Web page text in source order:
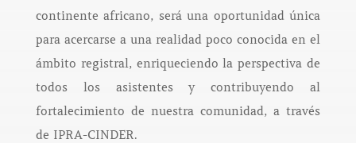
continente africano, será una oportunidad única
para acercarse a una realidad poco conocida en el
ámbito registral, enriqueciendo la perspectiva de
todos los asistentes y contribuyendo al
fortalecimiento de nuestra comunidad, a través
de IPRA-CINDER.